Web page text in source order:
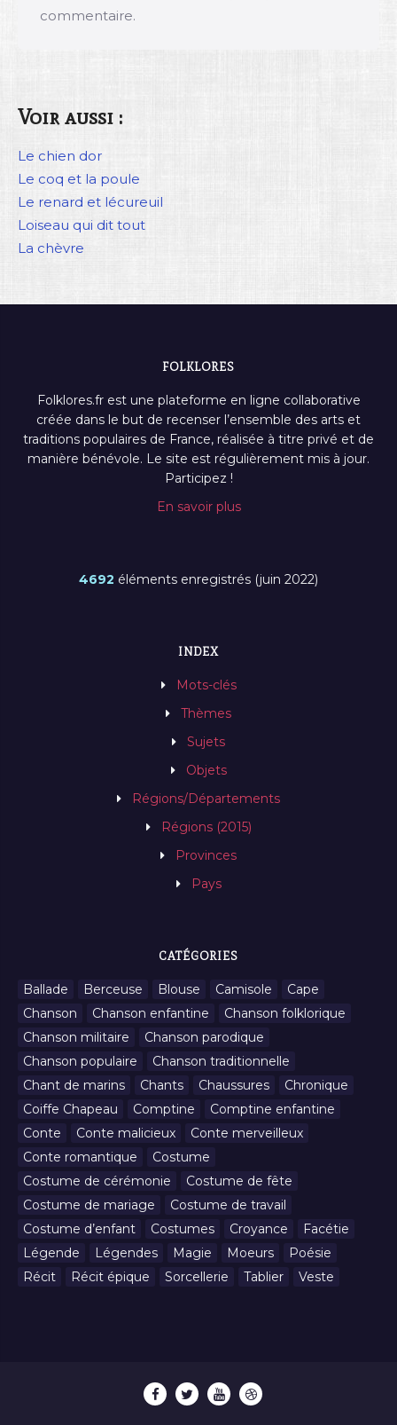
commentaire.
Voir aussi :
Le chien dor
Le coq et la poule
Le renard et lécureuil
Loiseau qui dit tout
La chèvre
FOLKLORES
Folklores.fr est une plateforme en ligne collaborative
créée dans le but de recenser l’ensemble des arts et
traditions populaires de France, réalisée à titre privé et de
manière bénévole. Le site est régulièrement mis à jour.
Participez !
En savoir plus
4692 éléments enregistrés (juin 2022)
INDEX
Mots-clés
Thèmes
Sujets
Objets
Régions/Départements
Régions (2015)
Provinces
Pays
CATÉGORIES
Ballade Berceuse Blouse Camisole
Cape
Chanson
Chanson enfantine
Chanson folklorique
Chanson militaire
Chanson parodique
Chanson populaire
Chanson traditionnelle
Chant de marins
Chants Chaussures
Chronique
Coiffe Chapeau
Comptine
Comptine enfantine
Conte
Conte malicieux
Conte merveilleux
Conte romantique
Costume
Costume de cérémonie
Costume de fête
Costume de mariage
Costume de travail
Costume d’enfant
Costumes Croyance
Facétie
Légende
Légendes Magie Moeurs
Poésie
Récit
Récit épique Sorcellerie Tablier Veste